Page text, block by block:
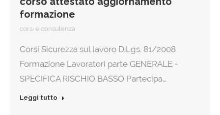
formazione
corsi e consulenza
Corsi Sicurezza sul lavoro D.Lgs. 81/2008
Formazione Lavoratori parte GENERALE +
SPECIFICA RISCHIO BASSO Partecipa…
Leggi tutto